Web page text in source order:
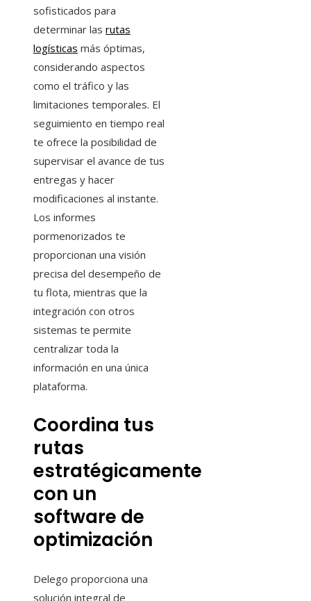
sofisticados para
determinar las rutas
logísticas más óptimas,
considerando aspectos
como el tráfico y las
limitaciones temporales. El
seguimiento en tiempo real
te ofrece la posibilidad de
supervisar el avance de tus
entregas y hacer
modificaciones al instante.
Los informes
pormenorizados te
proporcionan una visión
precisa del desempeño de
tu flota, mientras que la
integración con otros
sistemas te permite
centralizar toda la
información en una única
plataforma.
Coordina tus
rutas
estratégicamente
con un
software de
optimización
Delego proporciona una
solución integral de